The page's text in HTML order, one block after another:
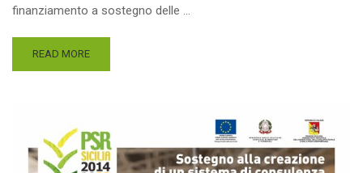
finanziamento a sostegno delle …
READ MORE